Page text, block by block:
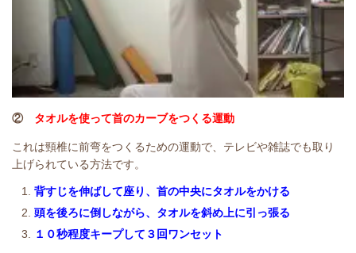
② タオルを使って首のカーブをつくる運動
これは頸椎に前弯をつくるための運動で、テレビや雑誌でも取り
上げられている方法です。
背すじを伸ばして座り、首の中央にタオルをかける
頭を後ろに倒しながら、タオルを斜め上に引っ張る
１０秒程度キープして３回ワンセット